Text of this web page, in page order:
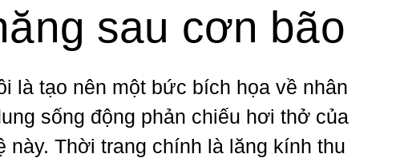
sau cơn bão
là tạo nên một bức bích họa về nhân
sống động phản chiếu hơi thở của
này. Thời trang chính là lăng kính thu